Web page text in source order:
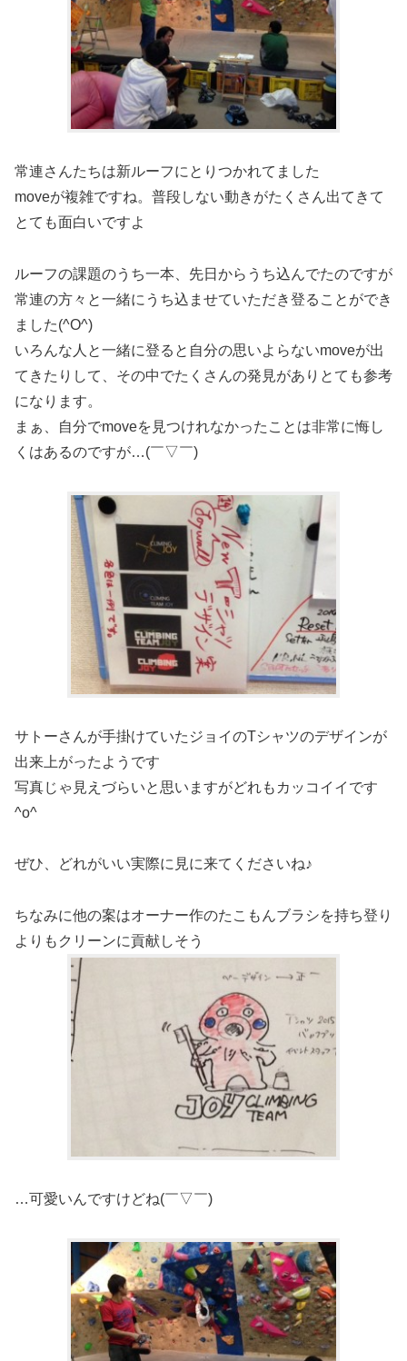
常連さんたちは新ルーフにとりつかれてました︎
moveが複雑ですね。普段しない動きがたくさん出てきて
とても面白いですよ️
ルーフの課題のうち一本、先日からうち込んでたのですが
常連の方々と一緒にうち込ませていただき登ることができ
ました(^O^)
いろんな人と一緒に登ると自分の思いよらないmoveが出
てきたりして、その中でたくさんの発見がありとても参考
になります。
まぁ、自分でmoveを見つけれなかったことは非常に悔し
くはあるのですが…(￣▽￣)
サトーさんが手掛けていたジョイのTシャツのデザインが
出来上がったようです︎
写真じゃ見えづらいと思いますがどれもカッコイイです
^o^
ぜひ、どれがいい実際に見に来てくださいね♪
ちなみに他の案はオーナー作のたこもんブラシを持ち登り
よりもクリーンに貢献しそう
…可愛いんですけどね(￣▽￣)